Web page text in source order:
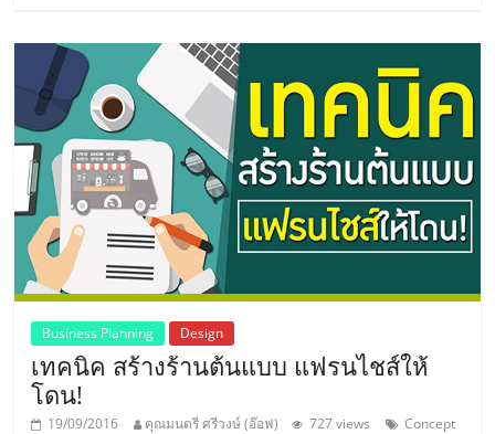
แฟ
รน
ไชส์,
ที่
ปรึกษา
แฟ
รน
Business Planning Design
เทคนิค สร้างร้านต้นแบบ แฟรนไชส์ให้
โดน!
19/09/2016 คุณมนตรี ศรีวงษ์ (อ๊อฟ) 727 views
Concept